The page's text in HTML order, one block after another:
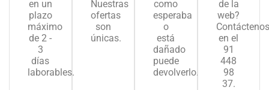
en un
plazo
máximo
de 2 -
3
días
laborables.
Nuestras
ofertas
son
únicas.
como
esperaba
o
está
dañado
puede
devolverlo.
de la
web?
Contáctenos
en el
91
448
98
37.